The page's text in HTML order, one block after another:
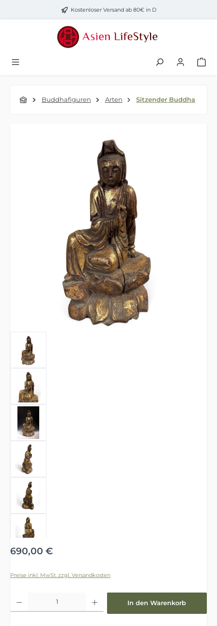
Zum Hauptinhalt springenKostenloser Versand ab 80€ in D
Buddhafiguren Arten Sitzender Buddha
Regulärer Preis:
690,00 €
Preise inkl. MwSt. zzgl. Versandkosten
In den Warenkorb